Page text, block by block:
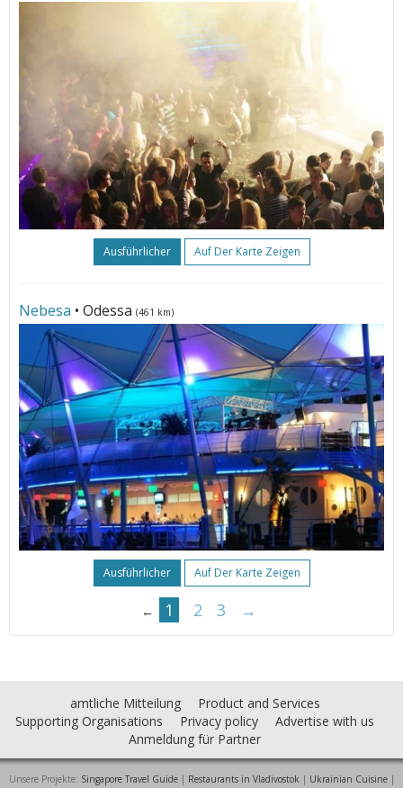
Ausführlicher Auf Der Karte Zeigen
Nebesa • Odessa (461 km)
Ausführlicher Auf Der Karte Zeigen
← 1 2 3 →
amtliche Mitteilung
Product and Services
Supporting Organisations
Privacy policy
Advertise with us
Anmeldung für Partner
Unsere Projekte: Singapore Travel Guide| Restaurants in Vladivostok | Ukrainian Cuisine|